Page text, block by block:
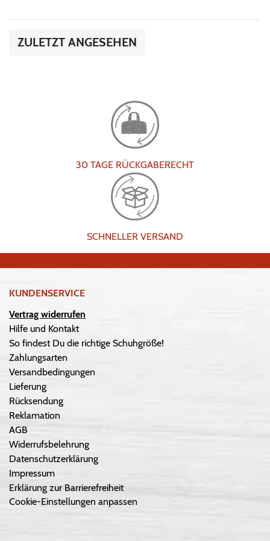
ZULETZT ANGESEHEN
30 TAGE RÜCKGABERECHT
SCHNELLER VERSAND
KUNDENSERVICE
Vertrag widerrufen
Hilfe und Kontakt
So findest Du die richtige Schuhgröße!
Zahlungsarten
Versandbedingungen
Lieferung
Rücksendung
Reklamation
AGB
Widerrufsbelehrung
Datenschutzerklärung
Impressum
Erklärung zur Barrierefreiheit
Cookie-Einstellungen anpassen